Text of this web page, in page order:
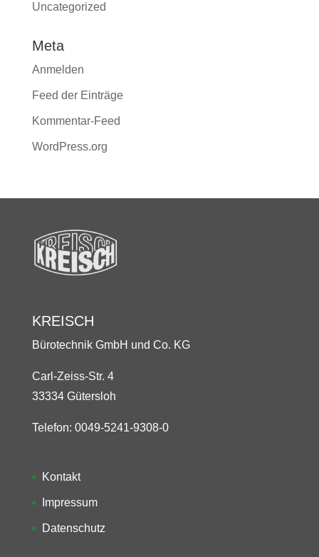
Uncategorized
Meta
Anmelden
Feed der Einträge
Kommentar-Feed
WordPress.org
KREISCH
Bürotechnik GmbH und Co. KG
Carl-Zeiss-Str. 4
33334 Gütersloh
Telefon: 0049-5241-9308-0
Kontakt
Impressum
Datenschutz